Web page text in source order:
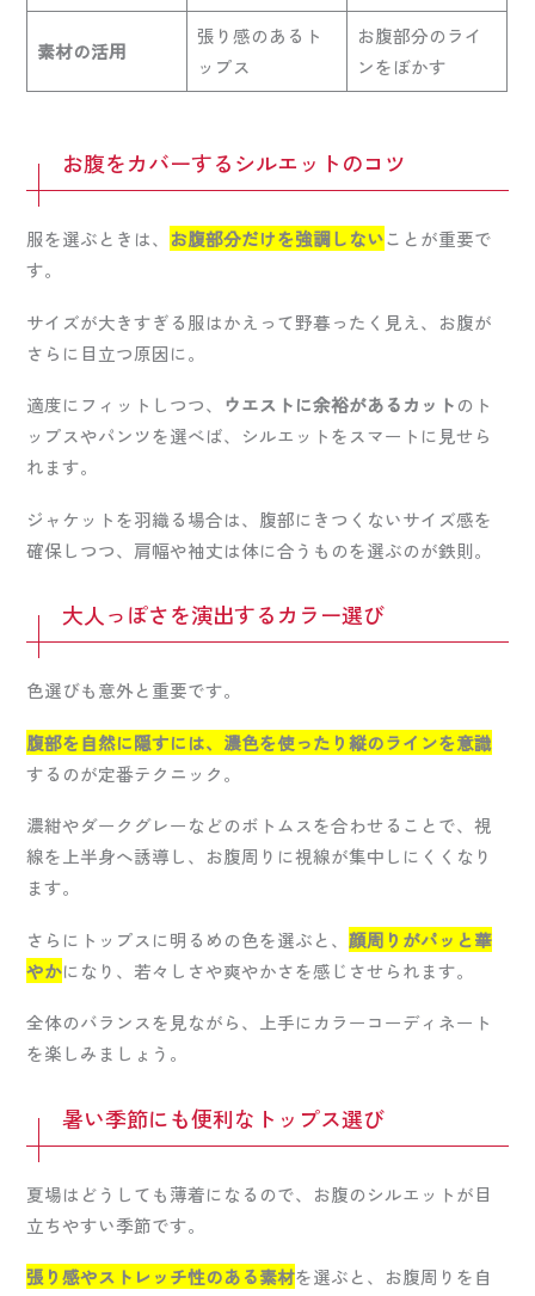
素材の活用
張り感のあるト
ップス
お腹部分のライ
ンをぼかす
お腹をカバーするシルエットのコツ
服を選ぶときは、 お腹部分だけを強調しないことが重要で
す。
サイズが大きすぎる服はかえって野暮ったく見え、お腹が
さらに目立つ原因に。
適度にフィットしつつ、 ウエストに余裕があるカットのト
ップスやパンツを選べば、シルエットをスマートに見せら
れます。
ジャケットを羽織る場合は、腹部にきつくないサイズ感を
確保しつつ、肩幅や袖丈は体に合うものを選ぶのが鉄則。
大人っぽさを演出するカラー選び
色選びも意外と重要です。
腹部を自然に隠すには、濃色を使ったり縦のラインを意識
するのが定番テクニック。
濃紺やダークグレーなどのボトムスを合わせることで、視
線を上半身へ誘導し、お腹周りに視線が集中しにくくなり
ます。
さらにトップスに明るめの色を選ぶと、 顔周りがパッと華
やかになり、若々しさや爽やかさを感じさせられます。
全体のバランスを見ながら、上手にカラーコーディネート
を楽しみましょう。
暑い季節にも便利なトップス選び
夏場はどうしても薄着になるので、お腹のシルエットが目
立ちやすい季節です。
張り感やストレッチ性のある素材を選ぶと、お腹周りを自